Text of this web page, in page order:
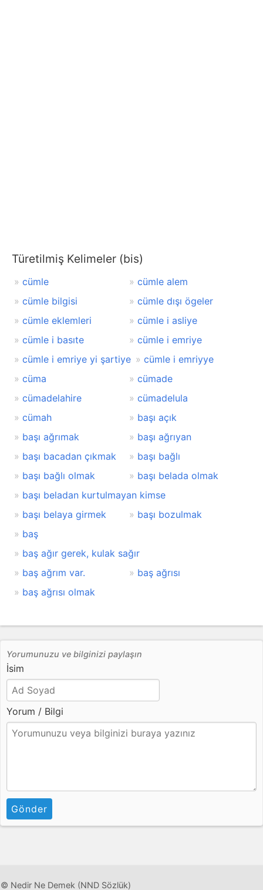
Türetilmiş Kelimeler (bis)
cümle
cümle alem
cümle bilgisi
cümle dışı ögeler
cümle eklemleri
cümle i asliye
cümle i basıte
cümle i emriye
cümle i emriye yi şartiye
cümle i emriyye
cüma
cümade
cümadelahire
cümadelula
cümah
başı açık
başı ağrımak
başı ağrıyan
başı bacadan çıkmak
başı bağlı
başı bağlı olmak
başı belada olmak
başı beladan kurtulmayan kimse
başı belaya girmek
başı bozulmak
baş
baş ağır gerek, kulak sağır
baş ağrım var.
baş ağrısı
baş ağrısı olmak
Yorumunuzu ve bilginizi paylaşın
İsim
Yorum / Bilgi
Gönder
© Nedir Ne Demek (NND Sözlük)